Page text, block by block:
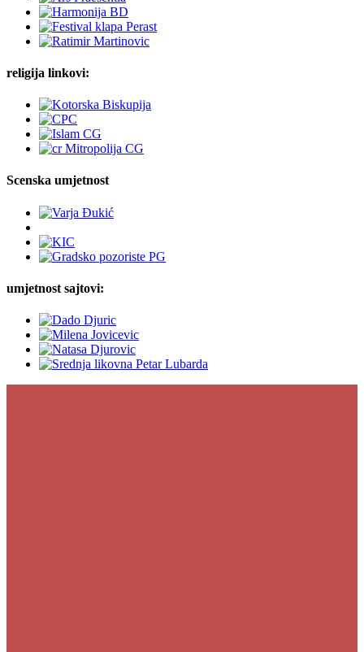
religija linkovi:
Scenska umjetnost
umjetnost sajtovi: